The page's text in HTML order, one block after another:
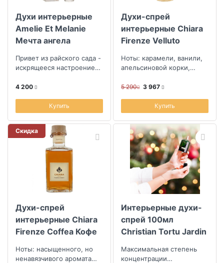
Духи интерьерные
Amelie Et Melanie
Мечта ангела
Привет из райского сада -
искрящееся настроением
лакомство
4 200
Купить
Духи-спрей
интерьерные Chiara
Firenze Velluto
бархат
Ноты: карамели, ванили,
апельсиновой корки,
5 290 3 967
Купить
Скидка
Духи-спрей
интерьерные Chiara
Firenze Coffea Кофе
Ноты: насыщенного, но
ненавязчивого аромата
Интерьерные духи-
спрей 100мл
Christian Tortu Jardin
Максимальная степень
концентрации